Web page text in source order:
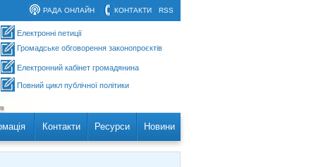
RSS
КОНТАКТИ
РАДА ОНЛАЙН
Електронні петиції
Громадське обговорення законопроєктів
Електронний кабінет громадянина
Повний цикл публічної політики
Контакти Ресурси Новини